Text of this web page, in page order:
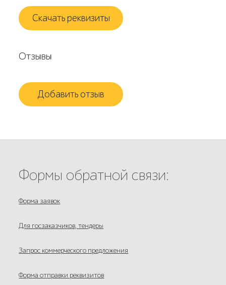
Скачать реквизиты
Отзывы
Добавить отзыв
Формы обратной связи:
Форма заявок
Для госзаказчиков, тендеры
Запрос коммерческого предложения
Форма отправки реквизитов